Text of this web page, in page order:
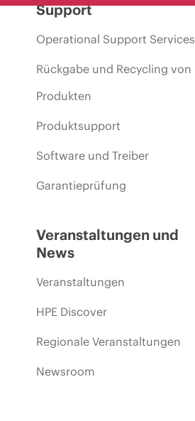
Support
Operational Support Services
Rückgabe und Recycling von
Produkten
Produktsupport
Software und Treiber
Garantieprüfung
Veranstaltungen und
News
Veranstaltungen
HPE Discover
Regionale Veranstaltungen
Newsroom